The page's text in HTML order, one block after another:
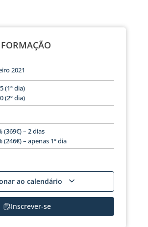
2021
(1º dia)
(2º dia)
(369€) – 2 dias
(246€) – apenas 1º dia
ao calendário
Inscrever-se